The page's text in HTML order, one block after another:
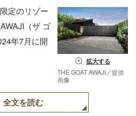
拡大する
THE GOAT AWAJI／提供
画像
定のリゾー
（ザ ゴ
年7月に開
全文を読む